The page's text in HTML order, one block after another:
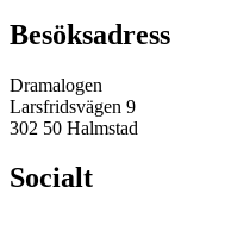
Besöksadress
Dramalogen
Larsfridsvägen 9
302 50 Halmstad
Socialt